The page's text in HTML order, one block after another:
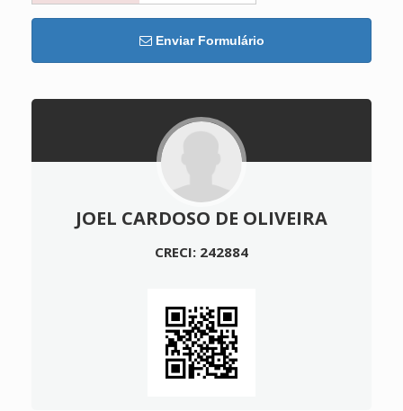
Enviar Formulário
JOEL CARDOSO DE OLIVEIRA
CRECI: 242884